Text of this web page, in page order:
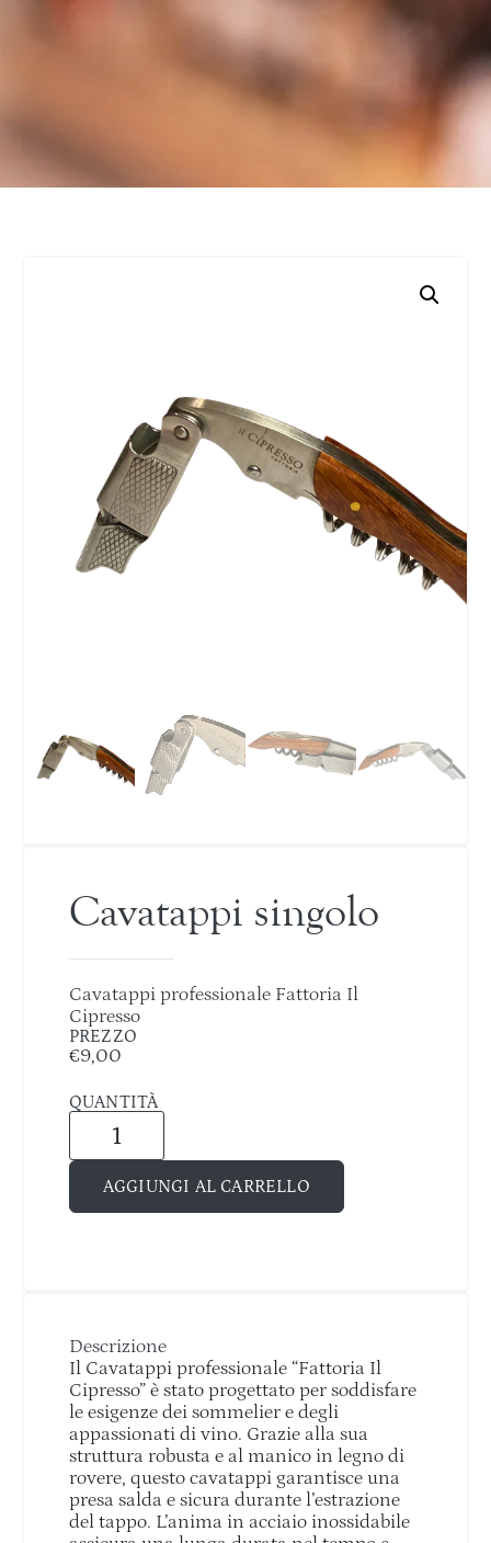
Cavatappi singolo
Cavatappi professionale Fattoria Il
Cipresso
PREZZO
€9,00
QUANTITÀ
AGGIUNGI AL CARRELLO
Descrizione
Il Cavatappi professionale “Fattoria Il
Cipresso” è stato progettato per soddisfare
le esigenze dei sommelier e degli
appassionati di vino. Grazie alla sua
struttura robusta e al manico in legno di
rovere, questo cavatappi garantisce una
presa salda e sicura durante l’estrazione
del tappo. L’anima in acciaio inossidabile